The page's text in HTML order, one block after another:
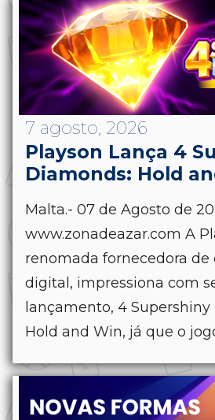
7 agosto, 2026
Playson Lança 4
Diamonds: Hold
Malta.- 07 de Agosto de
www.zonadeazar.com A
renomada fornecedora
digital, impressiona com
lançamento, 4 Supershiny
Hold and Win, já que o